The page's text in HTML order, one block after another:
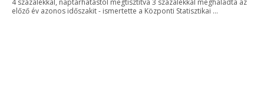
4 százalékkal, naptárhatástól megtisztítva 3 százalékkal meghaladta az
előző év azonos időszakit - ismertette a Központi Statisztikai ...